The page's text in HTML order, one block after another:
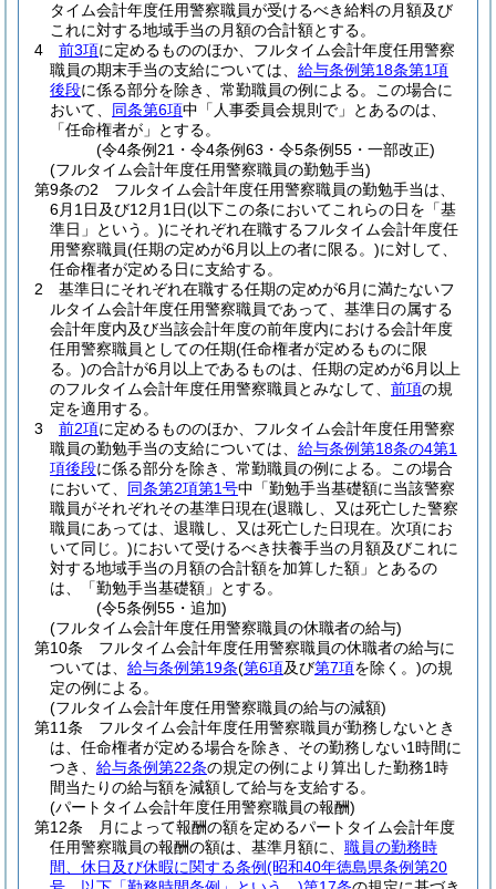
タイム会計年度任用警察職員が受けるべき給料の月額及び
これに対する地域手当の月額の合計額とする。
4
前3項に定めるもののほか、フルタイム会計年度任用警察
職員の期末手当の支給については、 給与条例第18条第1項
後段に係る部分を除き、常勤職員の例による。
この場合に
おいて、 同条第6項中「人事委員会規則で」とあるのは、
「任命権者が」とする。
(令4条例21・令4条例63・令5条例55・一部改正)
(フルタイム会計年度任用警察職員の勤勉手当)
第9条の2
フルタイム会計年度任用警察職員の勤勉手当は、
6月1日及び12月1日(以下この条においてこれらの日を「基
準日」という。)にそれぞれ在職するフルタイム会計年度任
用警察職員(任期の定めが6月以上の者に限る。)に対して、
任命権者が定める日に支給する。
2
基準日にそれぞれ在職する任期の定めが6月に満たないフ
ルタイム会計年度任用警察職員であって、基準日の属する
会計年度内及び当該会計年度の前年度内における会計年度
任用警察職員としての任期(任命権者が定めるものに限
る。)の合計が6月以上であるものは、任期の定めが6月以上
のフルタイム会計年度任用警察職員とみなして、 前項の規
定を適用する。
3
前2項に定めるもののほか、フルタイム会計年度任用警察
職員の勤勉手当の支給については、 給与条例第18条の4第1
項後段に係る部分を除き、常勤職員の例による。
この場合
において、 同条第2項第1号中「勤勉手当基礎額に当該警察
職員がそれぞれその基準日現在(退職し、又は死亡した警察
職員にあっては、退職し、又は死亡した日現在。次項にお
いて同じ。)において受けるべき扶養手当の月額及びこれに
対する地域手当の月額の合計額を加算した額」とあるの
は、「勤勉手当基礎額」とする。
(令5条例55・追加)
(フルタイム会計年度任用警察職員の休職者の給与)
第10条
フルタイム会計年度任用警察職員の休職者の給与に
ついては、 給与条例第19条(第6項及び第7項を除く。)の規
定の例による。
(フルタイム会計年度任用警察職員の給与の減額)
第11条
フルタイム会計年度任用警察職員が勤務しないとき
は、任命権者が定める場合を除き、その勤務しない1時間に
つき、 給与条例第22条の規定の例により算出した勤務1時
間当たりの給与額を減額して給与を支給する。
(パートタイム会計年度任用警察職員の報酬)
第12条
月によって報酬の額を定めるパートタイム会計年度
任用警察職員の報酬の額は、基準月額に、 職員の勤務時
間、休日及び休暇に関する条例(昭和40年徳島県条例第20